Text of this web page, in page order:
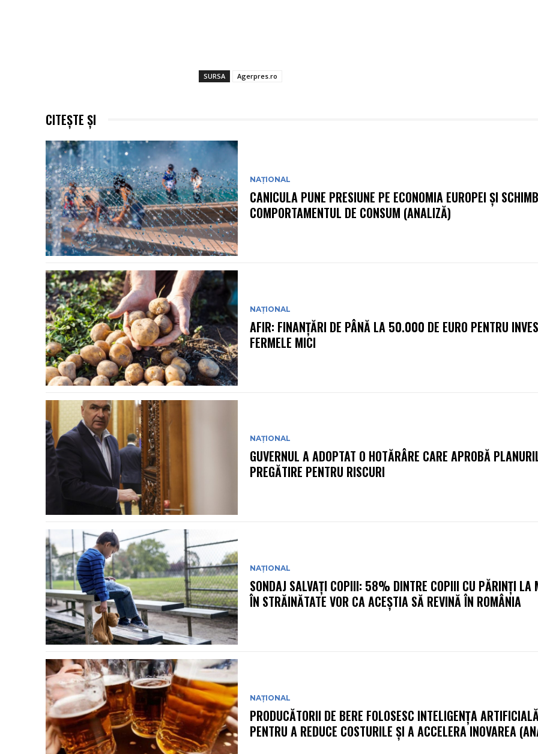
SURSA Agerpres.ro
CITEȘTE ȘI
NAȚIONAL
CANICULA PUNE PRESIUNE PE ECONOMIA EUROPEI ȘI
COMPORTAMENTUL DE CONSUM (ANALIZĂ)
NAȚIONAL
AFIR: FINANȚĂRI DE PÂNĂ LA 50.000 DE EURO PENTRU
FERMELE MICI
NAȚIONAL
GUVERNUL A ADOPTAT O HOTĂRÂRE CARE APROBĂ
PREGĂTIRE PENTRU RISCURI
NAȚIONAL
SONDAJ SALVAȚI COPIII: 58% DINTRE COPIII CU PĂRINȚI LA
ÎN STRĂINĂTATE VOR CA ACEȘTIA SĂ REVINĂ ÎN ROMÂNIA
NAȚIONAL
PRODUCĂTORII DE BERE FOLOSESC INTELIGENȚA
PENTRU A REDUCE COSTURILE ȘI A ACCELERA INOVAREA